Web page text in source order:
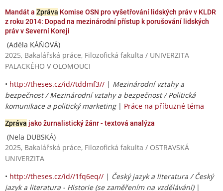
Mandát a Zpráva Komise OSN pro vyšetřování lidských práv v KLDR
z roku 2014: Dopad na mezinárodní přístup k porušování lidských
práv v Severní Koreji
(Adéla KÁŇOVÁ)
2025, Bakalářská práce, Filozofická fakulta / UNIVERZITA
PALACKÉHO V OLOMOUCI
• http://theses.cz/id//tddmf3// | Mezinárodní vztahy a
bezpečnost / Mezinárodní vztahy a bezpečnost / Politická
komunikace a politický marketing| Práce na příbuzné téma
Zpráva jako žurnalistický žánr - textová analýza
(Nela DUBSKÁ)
2025, Bakalářská práce, Filozofická fakulta / OSTRAVSKÁ
UNIVERZITA
• http://theses.cz/id//1fq6eq// | Český jazyk a literatura / Český
jazyk a literatura - Historie (se zaměřením na vzdělávání)|